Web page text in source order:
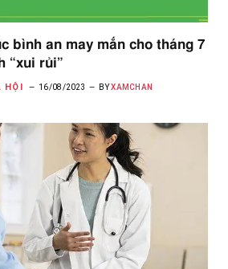
bình an may mắn cho tháng 7
“xui rủi”
HỘI 16/08/2023 BY XAMCHAN